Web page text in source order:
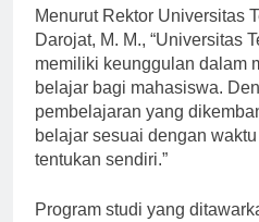
Menurut Rektor Universitas
Darojat, M. M., “Universitas
memiliki keunggulan dalam
belajar bagi mahasiswa.
pembelajaran yang
belajar sesuai dengan
tentukan sendiri.”
Program studi yang